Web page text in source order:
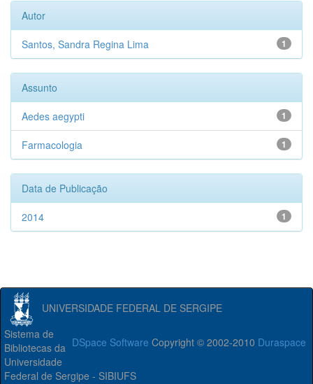
Autor
1
Santos, Sandra Regina Lima
Assunto
1
Aedes aegypti
1
Farmacologia
Data de Publicação
1
2014
UNIVERSIDADE FEDERAL DE SERGIPE
DSpace Software Copyright © 2002-2010 Duraspace
Sistema de
Bibliotecas da
Universidade
Federal de Sergipe - SIBIUFS